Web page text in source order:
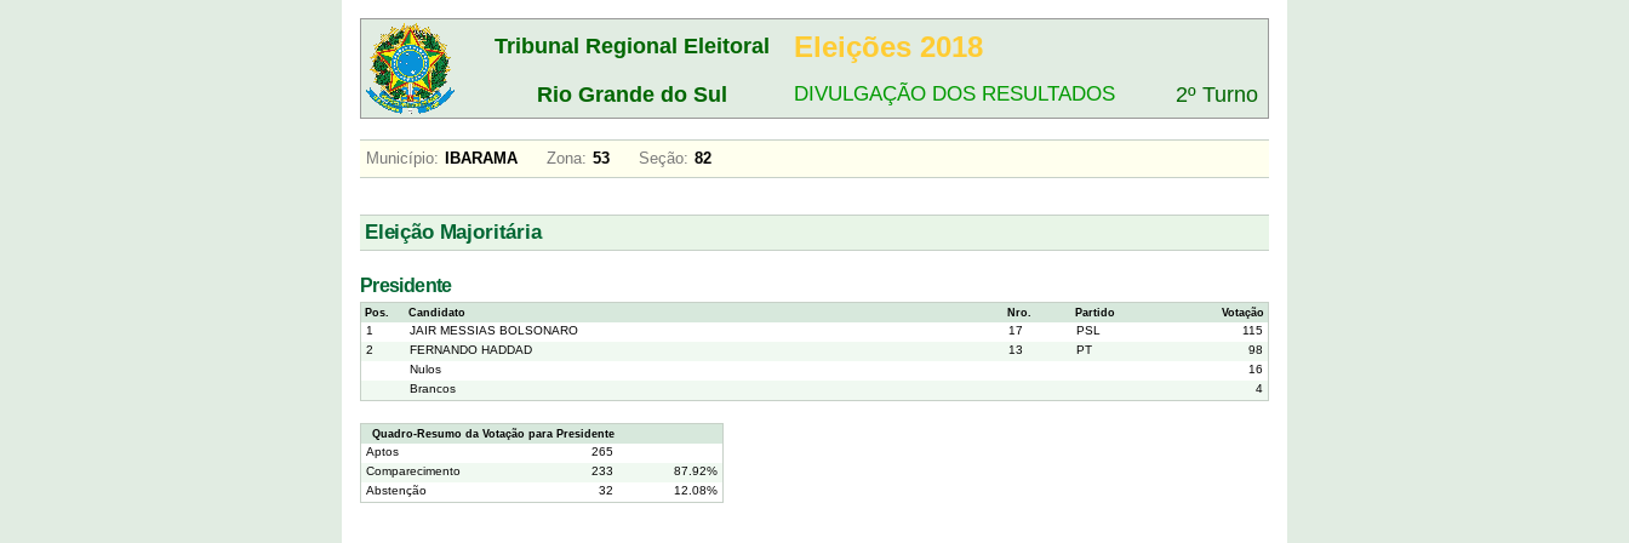
Tribunal Regional Eleitoral Eleições 2018
Rio Grande do Sul DIVULGAÇÃO DOS RESULTADOS 2º Turno
Município: IBARAMA Zona: 53 Seção: 82
Eleição Majoritária
Presidente
Pos. Candidato Nro. Partido Votação
1 JAIR MESSIAS BOLSONARO 17 PSL
115
2
FERNANDO HADDAD 13 PT
98
Nulos
16
Brancos
4
Quadro-Resumo da Votação para Presidente
Aptos
265
Comparecimento
233
87.92%
Abstenção
32 12.08%